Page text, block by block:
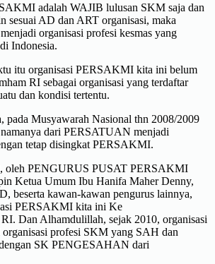
adalah WAJIB lulusan SKM saja dan
sesuai AD dan ART organisasi, maka
organisasi profesi kesmas yang
Indonesia.
itu organisasi PERSAKMI kita ini belum
RI sebagai organisasi yang terdaftar
dan kondisi tertentu.
pada Musyawarah Nasional thn 2008/2009
dari PERSATUAN menjadi
tetap disingkat PERSAKMI.
oleh PENGURUS PUSAT PERSAKMI
Ketua Umum Ibu Hanifa Maher Denny,
beserta kawan-kawan pengurus lainnya,
PERSAKMI kita ini Ke
Dan Alhamdulillah, sejak 2010, organisasi
profesi SKM yang SAH dan
SK PENGESAHAN dari